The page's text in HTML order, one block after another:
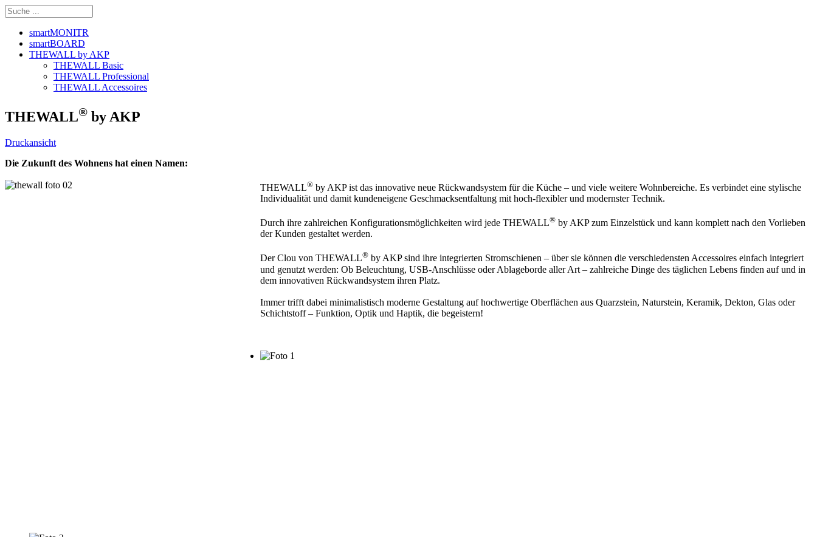
smartMONITR
smartBOARD
THEWALL by AKP
THEWALL Basic
THEWALL Professional
THEWALL Accessoires
THEWALL® by AKP
Druckansicht
Die Zukunft des Wohnens hat einen Namen:
THEWALL® by AKP ist das innovative neue Rückwandsystem für die Küche – und viele weitere Wohnbereiche. Es verbindet eine stylische
Individualität und damit kundeneigene Geschmacksentfaltung mit hoch-flexibler und modernster Technik.
Durch ihre zahlreichen Konfigurationsmöglichkeiten wird jede THEWALL® by AKP zum Einzelstück und kann komplett nach den Vorlieben
der Kunden gestaltet werden.
Der Clou von THEWALL® by AKP sind ihre integrierten Stromschienen – über sie können die verschiedensten Accessoires einfach integriert
und genutzt werden: Ob Beleuchtung, USB-Anschlüsse oder Ablageborde aller Art – zahlreiche Dinge des täglichen Lebens finden auf und in
dem innovativen Rückwandsystem ihren Platz.
Immer trifft dabei minimalistisch moderne Gestaltung auf hochwertige Oberflächen aus Quarzstein, Naturstein, Keramik, Dekton, Glas oder
Schichtstoff – Funktion, Optik und Haptik, die begeistern!